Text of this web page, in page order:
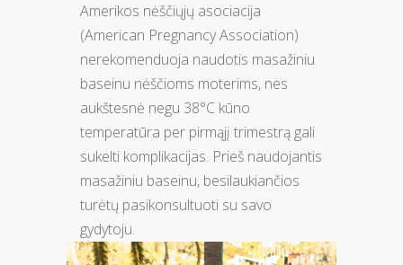
Amerikos nėščiųjų asociacija
(American Pregnancy Association)
nerekomenduoja naudotis masažiniu
baseinu nėščioms moterims, nes
aukštesnė negu 38°C kūno
temperatūra per pirmąjį trimestrą gali
sukelti komplikacijas. Prieš naudojantis
masažiniu baseinu, besilaukiančios
turėtų pasikonsultuoti su savo
gydytoju.